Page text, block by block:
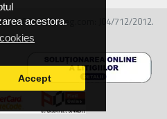
acestora.
Accept
Nr.reg.com: J04/712/2012.